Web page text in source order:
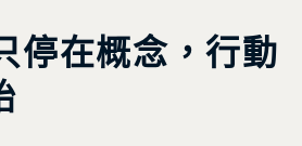
停在概念，行動